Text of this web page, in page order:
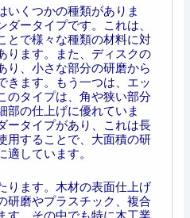
いくつかの種類がありま
ータイプです。これは、
とで様々な種類の材料に対
ります。また、ディスクの
り、小さな部分の研磨から
きます。もう一つは、エッ
のタイプは、角や狭い部分
部の仕上げに優れていま
ータイプがあり、これは長
用することで、大面積の研
しています。
ります。木材の表面仕上げ
研磨やプラスチック、複合